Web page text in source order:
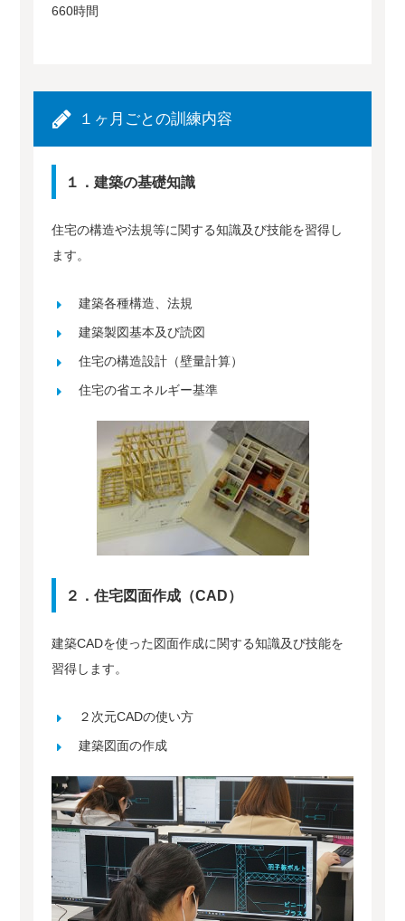
660時間
１ヶ月ごとの訓練内容
１．建築の基礎知識
住宅の構造や法規等に関する知識及び技能を習得し
ます。
建築各種構造、法規
建築製図基本及び読図
住宅の構造設計（壁量計算）
住宅の省エネルギー基準
２．住宅図面作成（CAD）
建築CADを使った図面作成に関する知識及び技能を
習得します。
２次元CADの使い方
建築図面の作成